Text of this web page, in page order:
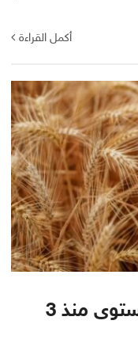
أكمل القراءة
أسعار الغذاء ترتقع لأعلى مستوى منذ 3